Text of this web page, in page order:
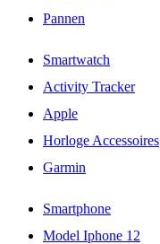
Pannen
Smartwatch
Activity Tracker
Apple
Horloge Accessoires
Garmin
Smartphone
Model Iphone 12